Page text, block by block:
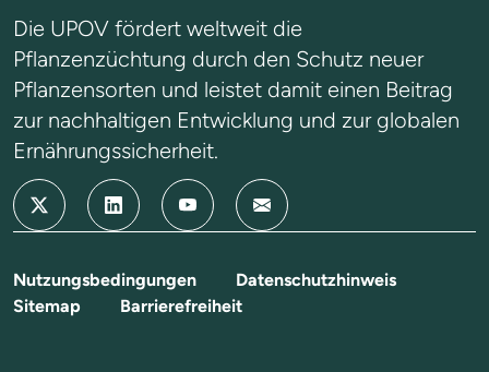
Die UPOV fördert weltweit die
Pflanzenzüchtung durch den Schutz neuer
Pflanzensorten und leistet damit einen Beitrag
zur nachhaltigen Entwicklung und zur globalen
Ernährungssicherheit.
Nutzungsbedingungen
Datenschutzhinweis
Sitemap
Barrierefreiheit